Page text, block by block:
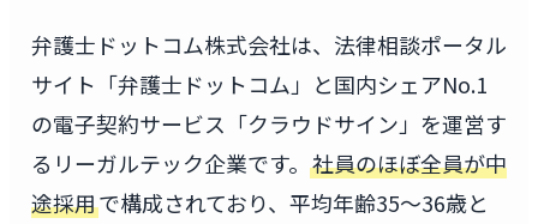
弁護士ドットコム株式会社は、法律相談ポータル
サイト「弁護士ドットコム」と国内シェアNo.1
の電子契約サービス「クラウドサイン」を運営す
るリーガルテック企業です。 社員のほぼ全員が中
途採用で構成されており、平均年齢35〜36歳と